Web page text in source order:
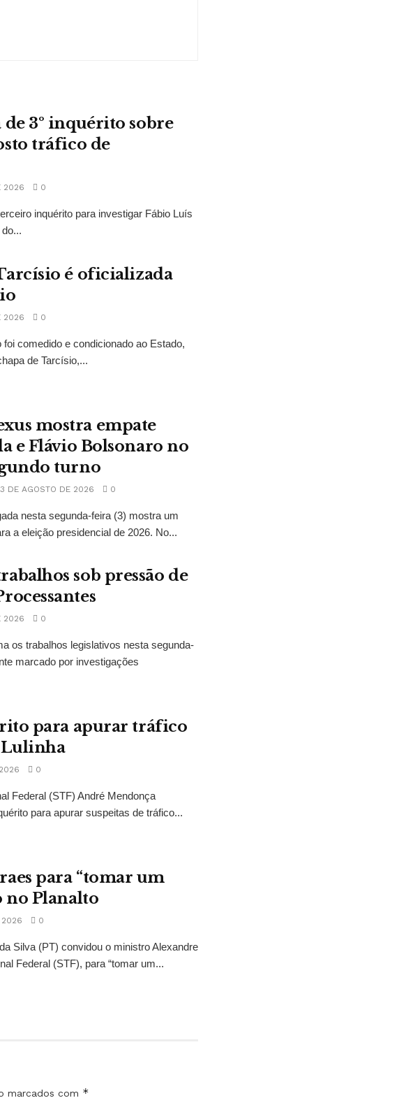
de 3º inquérito sobre
tráfico de
2026 0
inquérito para investigar Fábio Luís
é oficializada
2026 0
comedido e condicionado ao Estado,
de Tarcísio,...
mostra empate
e Flávio Bolsonaro no
turno
3 DE AGOSTO DE 2026 0
nesta segunda-feira (3) mostra um
a eleição presidencial de 2026. No...
sob pressão de
2026 0
os trabalhos legislativos nesta segunda-
marcado por investigações
para apurar tráfico
0
Federal (STF) André Mendonça
para apurar suspeitas de tráfico...
para “tomar um
no Planalto
2026 0
Silva (PT) convidou o ministro Alexandre
Federal (STF), para “tomar um...
marcados com *